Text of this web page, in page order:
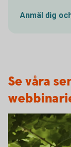
Anmäl dig
Se våra